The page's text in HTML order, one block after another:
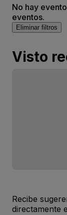
No hay
eventos.
Eliminar filtros
Visto
Recibe
directamente